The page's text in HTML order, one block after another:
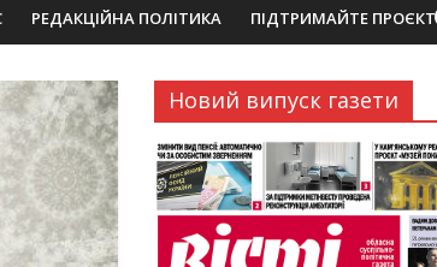
РЕДАКЦІЙНА ПОЛІТИКА ПІДТРИМАЙТЕ ПРОЄКТ
Новий випуск газети